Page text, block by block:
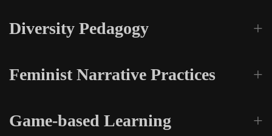
Diversity Pedagogy
Feminist Narrative Practices
Game-based Learning